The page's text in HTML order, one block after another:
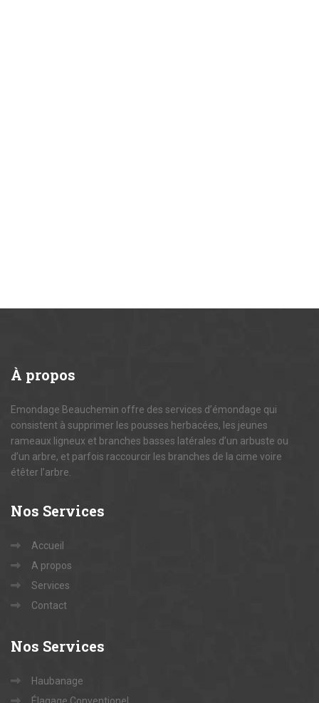
À propos
Emondage Beauchemin offre des services d’émondage qui
consistent à supprimer les pousses herbacées, les jeunes
rameaux ligneux et branches basses latérales d’un arbuste ou
d’un arbre, et parfois raccourcir les branches de la cime voire
étêter l’arbre.
Nos Services
Accueil
A propos
Services
Contact
Nos Services
Haubanage